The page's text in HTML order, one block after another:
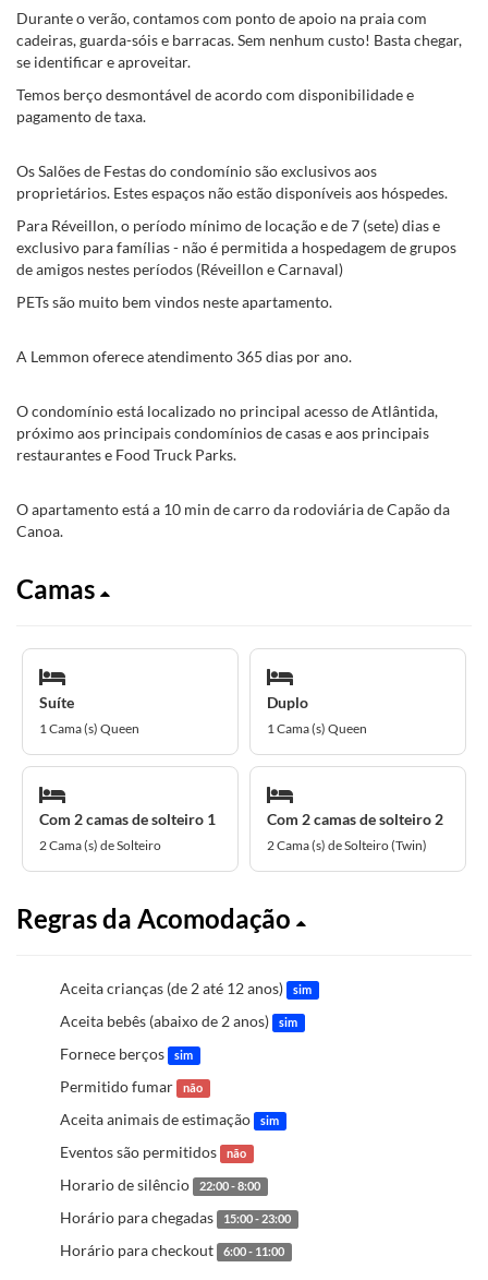
Durante o verão, contamos com ponto de apoio na praia com
cadeiras, guarda-sóis e barracas. Sem nenhum custo! Basta chegar,
se identificar e aproveitar.
Temos berço desmontável de acordo com disponibilidade e
pagamento de taxa.
Os Salões de Festas do condomínio são exclusivos aos
proprietários. Estes espaços não estão disponíveis aos hóspedes.
Para Réveillon, o período mínimo de locação e de 7 (sete) dias e
exclusivo para famílias - não é permitida a hospedagem de grupos
de amigos nestes períodos (Réveillon e Carnaval)
PETs são muito bem vindos neste apartamento.
A Lemmon oferece atendimento 365 dias por ano.
O condomínio está localizado no principal acesso de Atlântida,
próximo aos principais condomínios de casas e aos principais
restaurantes e Food Truck Parks.
O apartamento está a 10 min de carro da rodoviária de Capão da
Canoa.
Camas
Suíte
1 Cama (s) Queen
Duplo
1 Cama (s) Queen
Com 2 camas de solteiro 1
2 Cama (s) de Solteiro
Com 2 camas de solteiro 2
2 Cama (s) de Solteiro (Twin)
Regras da Acomodação
Aceita crianças (de 2 até 12 anos) sim
Aceita bebês (abaixo de 2 anos) sim
Fornece berços sim
Permitido fumar não
Aceita animais de estimação sim
Eventos são permitidos não
Horario de silêncio 22:00 - 8:00
Horário para chegadas 15:00 - 23:00
Horário para checkout 6:00 - 11:00